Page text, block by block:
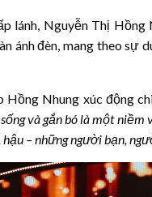
lánh, Nguyễn Thị
ánh đèn, mang theo sự
Nhung xúc động
và gắn bó là một
– những người bạn,